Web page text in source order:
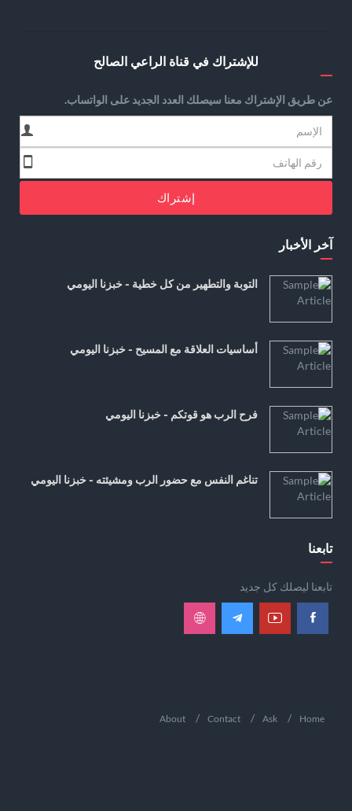
للإشتراك في قناة الراعي الصالح
عن طريق الإشتراك معنا سيصلك العدد الجديد على الواتساب.
إشتراك
آخر الأخبار
التوبة والتطهير من كل خطية - خبزنا اليومي
أساسيات العلاقة مع المسيح - خبزنا اليومي
فرح الرب هو قوتكم - خبزنا اليومي
تناغم النفس مع حضور الرب ومشيئته - خبزنا اليومي
تابعنا
تابعنا ليصلك كل جديد
Home
Ask
Contact
About